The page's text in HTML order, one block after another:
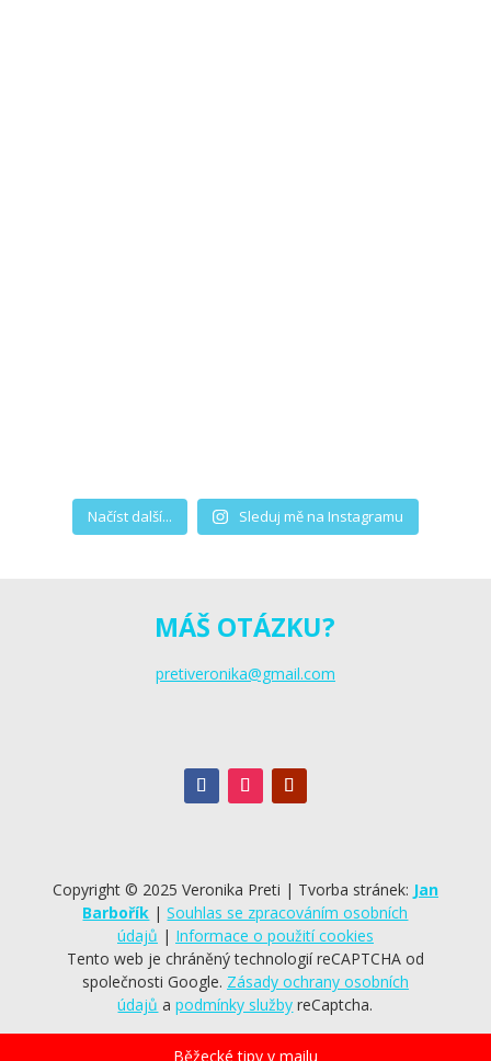
Načíst další... Sleduj mě na Instagramu
MÁŠ OTÁZKU?
pretiveronika@gmail.com
Copyright © 2025 Veronika Preti | Tvorba stránek: Jan
Barbořík |Souhlas se zpracováním osobních
údajů | Informace o použití cookies
Tento web je chráněný technologií reCAPTCHA od
společnosti Google. Zásady ochrany osobních
údajů apodmínky služby reCaptcha.
Běžecké tipy v mailu